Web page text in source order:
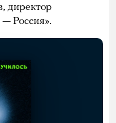
директор
Россия».